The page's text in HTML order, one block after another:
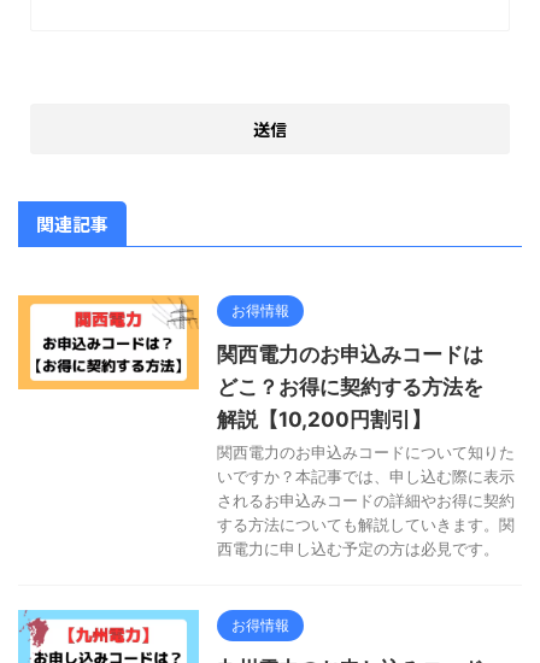
関連記事
お得情報
関西電力のお申込みコードは
どこ？お得に契約する方法を
解説【10,200円割引】
関西電力のお申込みコードについて知りた
いですか？本記事では、申し込む際に表示
されるお申込みコードの詳細やお得に契約
する方法についても解説していきます。関
西電力に申し込む予定の方は必見です。
お得情報